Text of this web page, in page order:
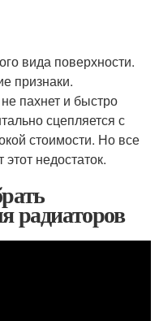
вида поверхности.
признаки.
пахнет и быстро
сцепляется с
стоимости. Но все
недостаток.
радиаторов